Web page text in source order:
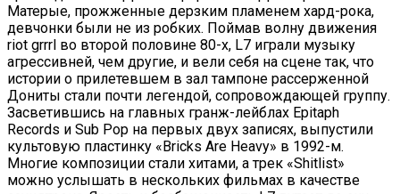
Матерые, прожженные дерзким пламенем хард-рока,
девчонки были не из робких. Поймав волну движения
riot grrrl во второй половине 80-х, L7 играли музыку
агрессивней, чем другие, и вели себя на сцене так, что
истории о прилетевшем в зал тампоне рассерженной
Дониты стали почти легендой, сопровождающей группу.
Засветившись на главных гранж-лейблах Epitaph
Records и Sub Pop на первых двух записях, выпустили
культовую пластинку «Bricks Are Heavy» в 1992-м.
Многие композиции стали хитами, а трек «Shitlist»
можно услышать в нескольких фильмах в качестве